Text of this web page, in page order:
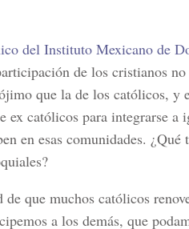
del Instituto Mexicano de
de los cristianos
que la de los católicos, y
ex católicos para integrarse a
en esas comunidades. ¿Qué
que muchos católicos
a los demás, que